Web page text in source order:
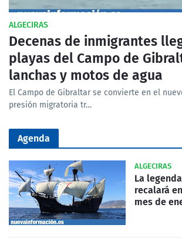
ALGECIRAS
Decenas de inmigrantes
playas del Campo de
lanchas y motos de agua
El Campo de Gibraltar se convierte en el
presión migratoria tr…
Agenda
ALGECIRAS
La
recalará
mes de